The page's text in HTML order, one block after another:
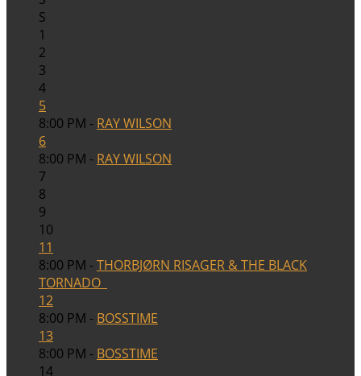
S
1
2
3
4
5
8:00 PM - RAY WILSON
6
8:00 PM - RAY WILSON
7
8
9
10
11
8:00 PM -THORBJØRN RISAGER & THE BLACK
TORNADO
12
8:00 PM - BOSSTIME
13
8:00 PM - BOSSTIME
14